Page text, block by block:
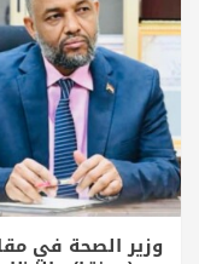
وزير الصحة في